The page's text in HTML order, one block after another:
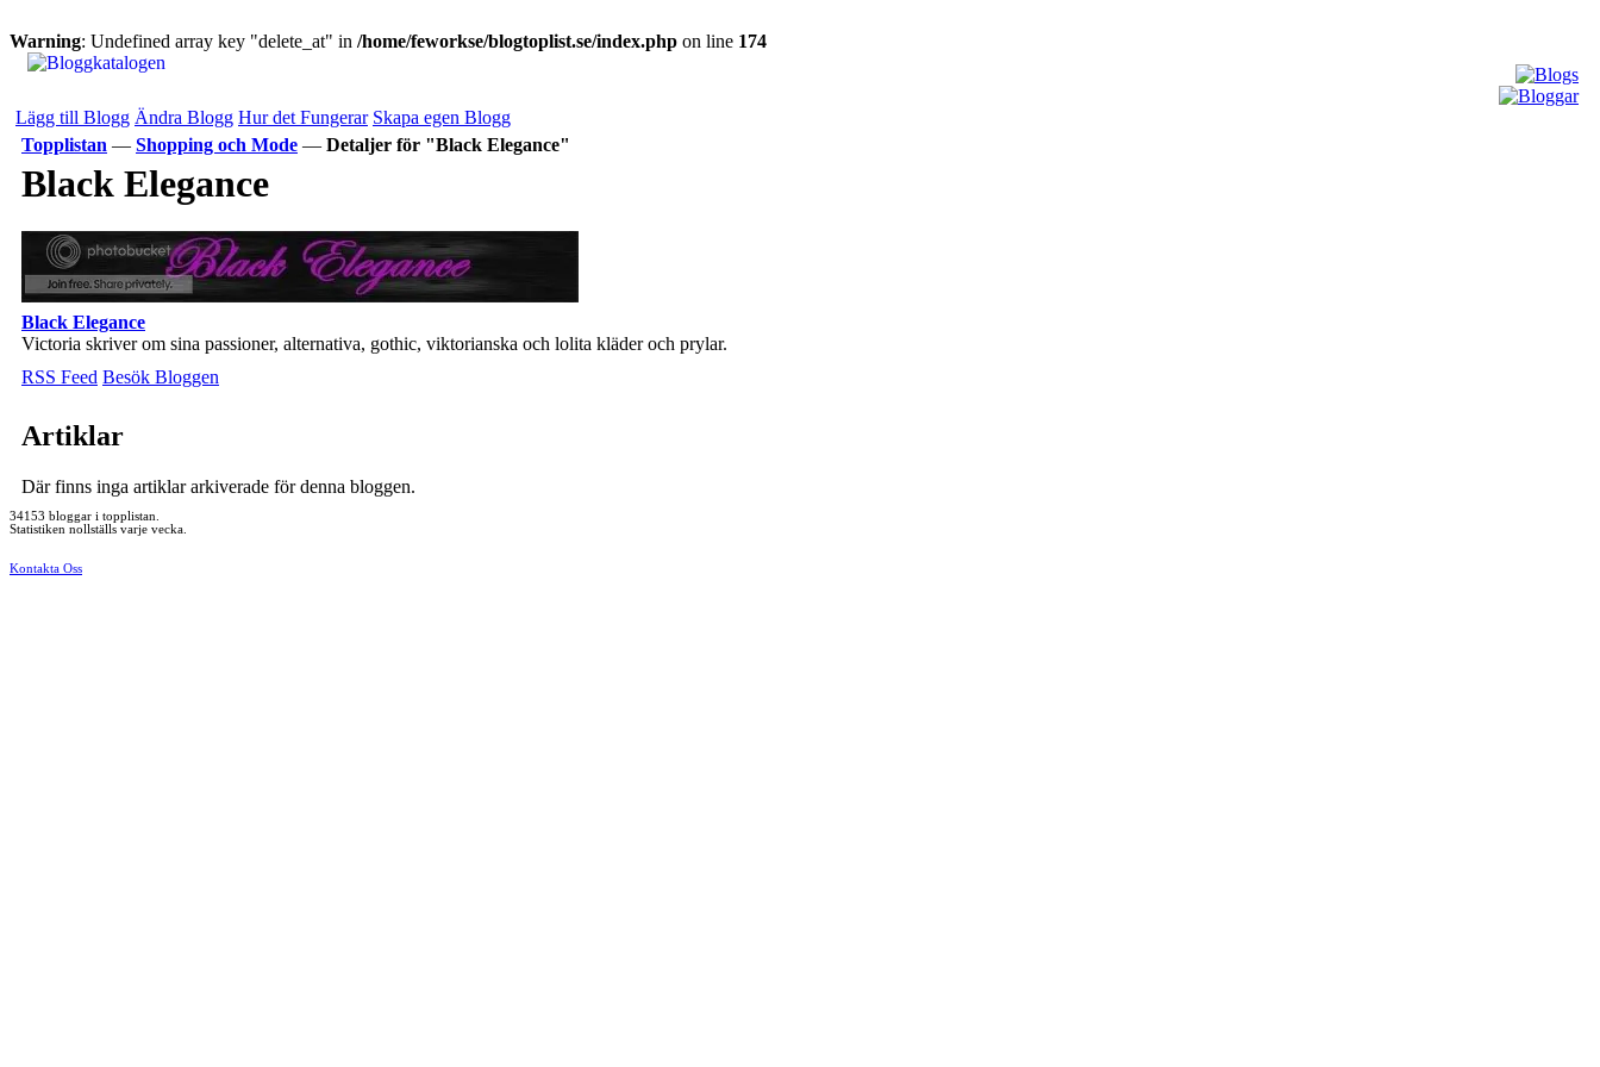
Warning: Undefined array key "delete_at" in /home/feworkse/blogtoplist.se/index.php on line 174
Lägg till Blogg Ändra Blogg Hur det Fungerar Skapa egen Blogg
Topplistan — Shopping och Mode — Detaljer för "Black Elegance"
Black Elegance
Black Elegance
Victoria skriver om sina passioner, alternativa, gothic, viktorianska och lolita kläder och prylar.
RSS Feed Besök Bloggen
Artiklar
Där finns inga artiklar arkiverade för denna bloggen.
34153 bloggar i topplistan.
Statistiken nollställs varje vecka.
Kontakta Oss